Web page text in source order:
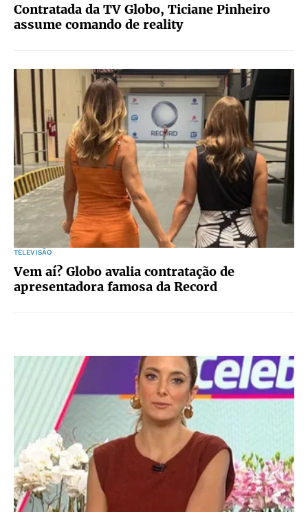
Contratada da TV Globo, Ticiane Pinheiro
assume comando de reality
TELEVISÃO
Vem aí? Globo avalia contratação de
apresentadora famosa da Record